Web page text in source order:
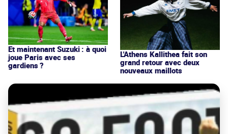
Et maintenant Suzuki : à quoi
joue Paris avec ses
gardiens ?
L'Athens Kallithea fait son
grand retour avec deux
nouveaux maillots